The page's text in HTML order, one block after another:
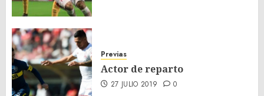
Previas
Actor de reparto
27 JULIO 2019 0